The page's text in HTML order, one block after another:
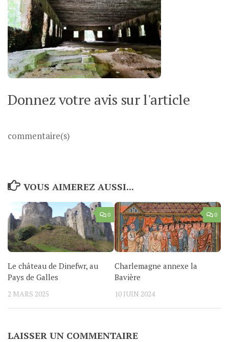
Donnez votre avis sur l'article
commentaire(s)
VOUS AIMEREZ AUSSI...
0
Le château de Dinefwr, au
Pays de Galles
2 MARS 2025
0
Charlemagne annexe la
Bavière
10 JUIN 2024
LAISSER UN COMMENTAIRE